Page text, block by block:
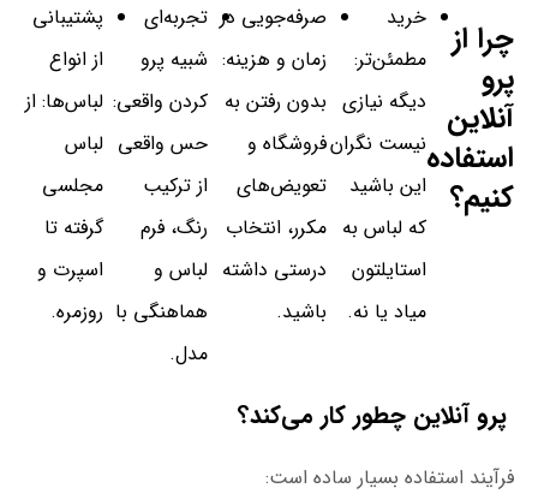
چرا از
پرو
آنلاین
استفاده
کنیم؟
خرید
مطمئن‌تر:
دیگه نیازی
نیست نگران
این باشید
که لباس به
استایلتون
میاد یا نه.
صرفه‌جویی در
زمان و هزینه:
بدون رفتن به
فروشگاه و
تعویض‌های
مکرر، انتخاب
درستی داشته
باشید.
تجربه‌ای
شبیه پرو
کردن واقعی:
حس واقعی
از ترکیب
رنگ، فرم
لباس و
هماهنگی با
مدل.
پشتیبانی
از انواع
لباس‌ها: از
لباس
مجلسی
گرفته تا
اسپرت و
روزمره.
پرو آنلاین چطور کار می‌کند؟
فرآیند استفاده بسیار ساده است: